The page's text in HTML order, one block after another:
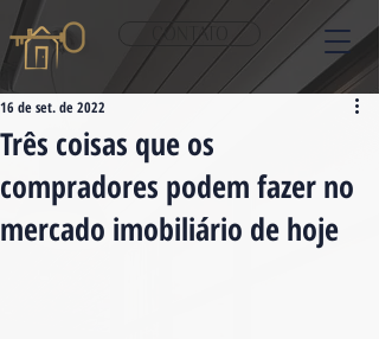
CONTATO
Três coisas que os
compradores podem fazer no
mercado imobiliário de hoje
16 de set. de 2022